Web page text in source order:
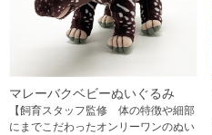
マレーバクベビーぬいぐるみ
【飼育スタッフ監修 体の特徴や細部
にまでこだわったオンリーワンのぬい